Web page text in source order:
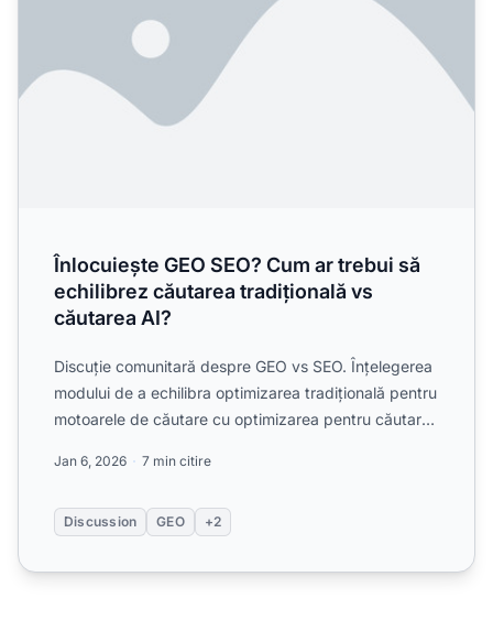
Înlocuiește GEO SEO? Cum ar trebui să
echilibrez căutarea tradițională vs
căutarea AI?
Discuție comunitară despre GEO vs SEO. Înțelegerea
modului de a echilibra optimizarea tradițională pentru
motoarele de căutare cu optimizarea pentru căutarea
Jan 6, 2026 7 min citire
Discussion GEO +2